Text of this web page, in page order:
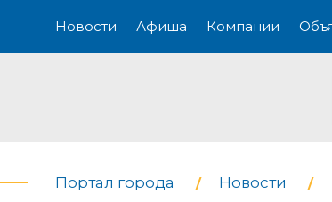
Новости Афиша Компании
Портал города Новости